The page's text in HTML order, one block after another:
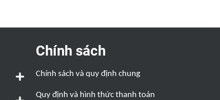
Chính sách
Chính sách và quy định chung
Quy định và hình thức thanh toán